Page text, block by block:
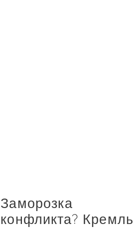
Заморозка
конфликта? Кремль